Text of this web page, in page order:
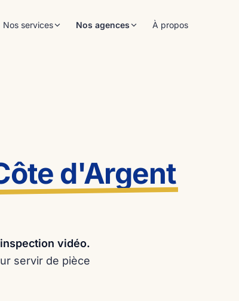
Nos services
Diagnostic des réseaux
humides
05
Nos agences
Ouvrir mon agence
À propos
d'Argent
vidéo.
servir de pièce